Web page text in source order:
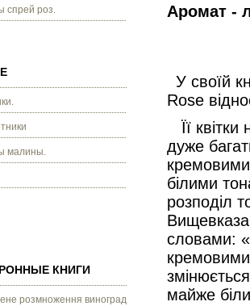
спрей роз.
малины.
КНИГИ
розмноження винограду.
Аромат -
У своїй
Rose
Її квітки
дуже
білими
розподіл
словами:
кремовими
майже